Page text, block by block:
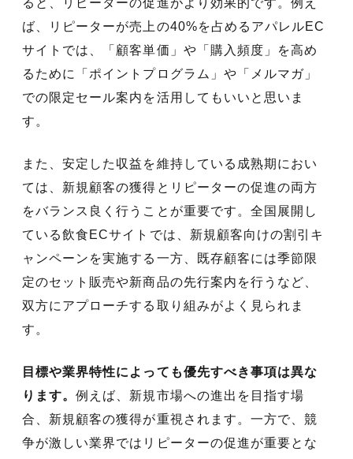
ると、リピーターの促進がより効果的です。例え
ば、リピーターが売上の40%を占めるアパレルEC
サイトでは、「顧客単価」や「購入頻度」を高め
るために「ポイントプログラム」や「メルマガ」
での限定セール案内を活用してもいいと思いま
す。
また、安定した収益を維持している成熟期におい
ては、新規顧客の獲得とリピーターの促進の両方
をバランス良く行うことが重要です。全国展開し
ている飲食ECサイトでは、新規顧客向けの割引キ
ャンペーンを実施する一方、既存顧客には季節限
定のセット販売や新商品の先行案内を行うなど、
双方にアプローチする取り組みがよく見られま
す。
目標や業界特性によっても優先すべき事項は異な
ります。例えば、新規市場への進出を目指す場
合、新規顧客の獲得が重視されます。一方で、競
争が激しい業界ではリピーターの促進が重要とな